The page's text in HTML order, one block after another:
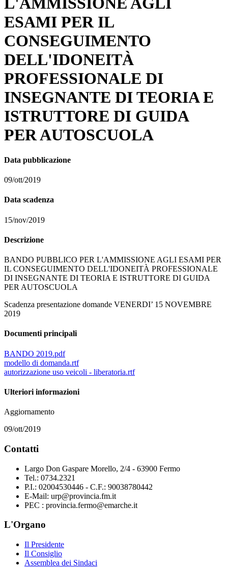
ESAMI PER IL
CONSEGUIMENTO
DELL'IDONEITÀ
PROFESSIONALE DI
INSEGNANTE DI TEORIA E
ISTRUTTORE DI GUIDA
PER AUTOSCUOLA
Data pubblicazione
09/ott/2019
Data scadenza
15/nov/2019
Descrizione
BANDO PUBBLICO PER L'AMMISSIONE AGLI ESAMI PER
IL CONSEGUIMENTO DELL'IDONEITÀ PROFESSIONALE
DI INSEGNANTE DI TEORIA E ISTRUTTORE DI GUIDA
PER AUTOSCUOLA
Scadenza presentazione domande VENERDI’ 15 NOVEMBRE
2019
Documenti principali
BANDO 2019.pdf
modello di domanda.rtf
autorizzazione uso veicoli - liberatoria.rtf
Ulteriori informazioni
Aggiornamento
09/ott/2019
Contatti
Largo Don Gaspare Morello, 2/4 - 63900 Fermo
Tel.: 0734.2321
P.I.: 02004530446 - C.F.: 90038780442
E-Mail: urp@provincia.fm.it
PEC : provincia.fermo@emarche.it
L'Organo
Il Presidente
Il Consiglio
Assemblea dei Sindaci